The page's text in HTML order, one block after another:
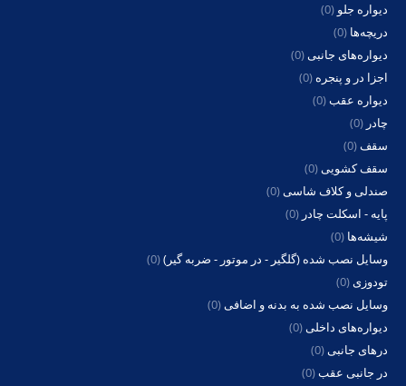
دیواره جلو (0)
دریچه‌ها (0)
دیواره‌های جانبی(0)
اجزا در و پنجره (0)
دیواره عقب(0)
چادر (0)
سقف(0)
سقف کشویی(0)
صندلی و کلاف شاسی(0)
پایه - اسکلت چادر (0)
شیشه‌ها (0)
وسایل نصب شده (گلگیر - در موتور - ضربه گیر)(0)
تودوزی(0)
وسایل نصب شده به بدنه و اضافی(0)
دیواره‌های داخلی(0)
درهای جانبی(0)
در جانبی عقب(0)